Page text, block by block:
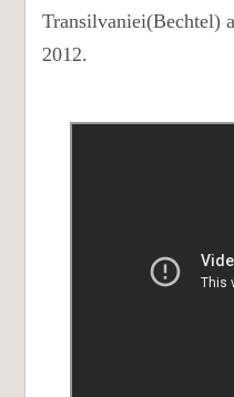
Transilvaniei(Bechtel)
2012.